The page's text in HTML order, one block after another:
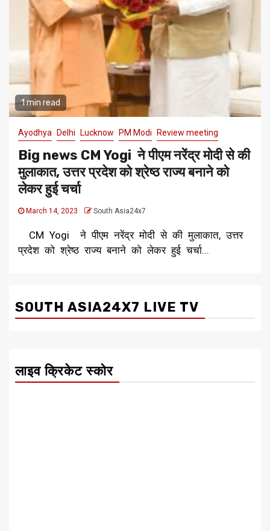
1 min read
Ayodhya Delhi Lucknow PM Modi Review meeting
Big news CM Yogi ने पीएम नरेंद्र मोदी से की
मुलाकात, उत्तर प्रदेश को श्रेष्ठ राज्य बनाने को
लेकर हुई चर्चा
March 14, 2023 South Asia24x7
CM Yogi ने पीएम नरेंद्र मोदी से की मुलाकात, उत्तर
प्रदेश को श्रेष्ठ राज्य बनाने को लेकर हुई चर्चा...
SOUTH ASIA24X7 LIVE TV
लाइव क्रिकेट स्कोर